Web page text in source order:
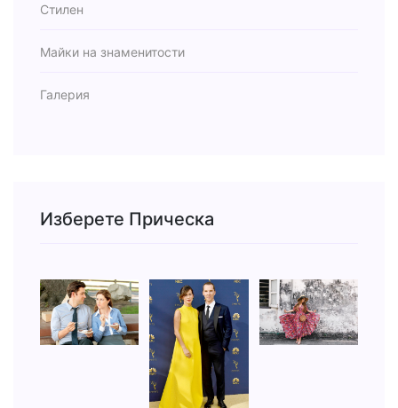
Стилен
Майки на знаменитости
Галерия
Изберете Прическа